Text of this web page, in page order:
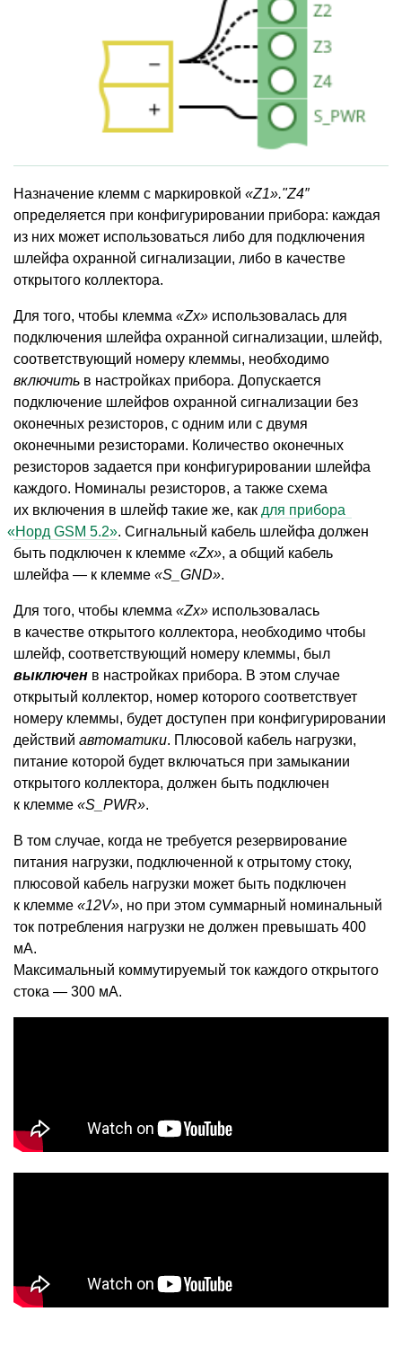
Назначение клемм с маркировкой «Z1»."Z4″
определяется при конфигурировании прибора: каждая
из них может использоваться либо для подключения
шлейфа охранной сигнализации, либо в качестве
открытого коллектора.
Для того, чтобы клемма «Zx» использовалась для
подключения шлейфа охранной сигнализации, шлейф,
соответствующий номеру клеммы, необходимо
включить в настройках прибора. Допускается
подключение шлейфов охранной сигнализации без
оконечных резисторов, с одним или с двумя
оконечными резисторами. Количество оконечных
резисторов задается при конфигурировании шлейфа
каждого. Номиналы резисторов, а также схема
их включения в шлейф такие же, как для прибора
«Норд GSM 5.2». Сигнальный кабель шлейфа должен
быть подключен к клемме «Zx», а общий кабель
шлейфа — к клемме «S_GND».
Для того, чтобы клемма «Zx» использовалась
в качестве открытого коллектора, необходимо чтобы
шлейф, соответствующий номеру клеммы, был
выключен в настройках прибора. В этом случае
открытый коллектор, номер которого соответствует
номеру клеммы, будет доступен при конфигурировании
действий автоматики. Плюсовой кабель нагрузки,
питание которой будет включаться при замыкании
открытого коллектора, должен быть подключен
к клемме «S_PWR».
В том случае, когда не требуется резервирование
питания нагрузки, подключенной к отрытому стоку,
плюсовой кабель нагрузки может быть подключен
к клемме «12V», но при этом суммарный номинальный
ток потребления нагрузки не должен превышать 400
мА.
Максимальный коммутируемый ток каждого открытого
стока — 300 мА.